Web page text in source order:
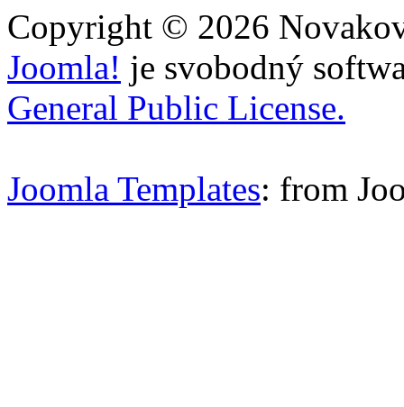
Copyright © 2026
Joomla! je svobodný
General Public License.
Joomla Templates: from